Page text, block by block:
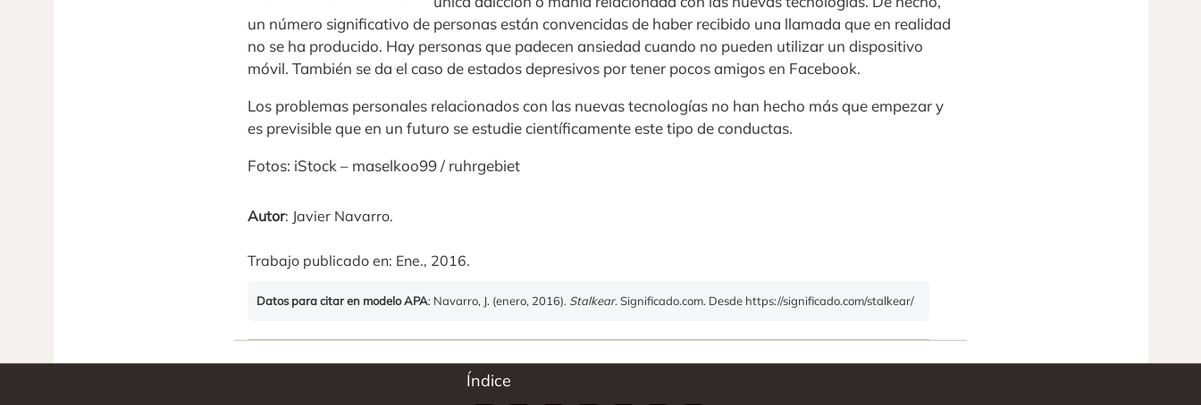
un número significativo de personas están convencidas de haber recibido una llamada que en realidad
no se ha producido. Hay personas que padecen ansiedad cuando no pueden utilizar un dispositivo
móvil. También se da el caso de estados depresivos por tener pocos amigos en Facebook.
Los problemas personales relacionados con las nuevas tecnologías no han hecho más que empezar y
es previsible que en un futuro se estudie científicamente este tipo de conductas.
Fotos: iStock – maselkoo99 / ruhrgebiet
Autor: Javier Navarro.
Trabajo publicado en: Ene., 2016.
Datos para citar en modelo APA: Navarro, J. (enero, 2016). Stalkear. Significado.com. Desde https://significado.com/stalkear/
Índice